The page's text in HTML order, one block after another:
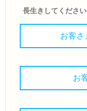
長生きしてくださ
お客さ
お